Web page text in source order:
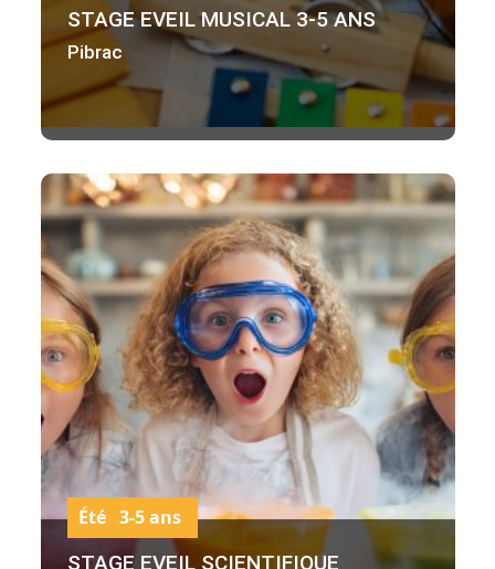
STAGE EVEIL MUSICAL 3-5 ANS
Pibrac
STAGE EVEIL SCIENTIFIQUE
Été 3-5 ans